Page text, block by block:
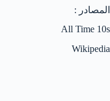
المصادر :
All Time 10s
Wikipedia